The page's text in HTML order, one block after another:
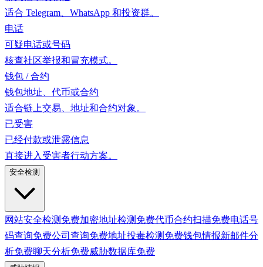
适合 Telegram、WhatsApp 和投资群。
电话
可疑电话或号码
核查社区举报和冒充模式。
钱包 / 合约
钱包地址、代币或合约
适合链上交易、地址和合约对象。
已受害
已经付款或泄露信息
直接进入受害者行动方案。
安全检测
网站安全检测 免费加密地址检测 免费代币合约扫描免费电话号
码查询免费公司查询免费地址投毒检测 免费钱包情报新邮件分
析免费聊天分析免费威胁数据库免费